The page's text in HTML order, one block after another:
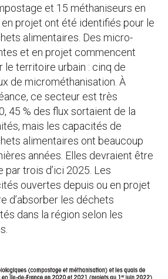
et 15 méthaniseurs en
projet ont été identifiés pour le
alimentaires. Des micro-
et en projet commencent
le territoire urbain : cinq de
de microméthanisation. À
ce secteur est très
45 % des flux sortaient de la
mais les capacités de
alimentaires ont beaucoup
années. Elles devraient être
trois d’ici 2025. Les
ouvertes depuis ou en projet
d’absorber les déchets
dans la région selon les